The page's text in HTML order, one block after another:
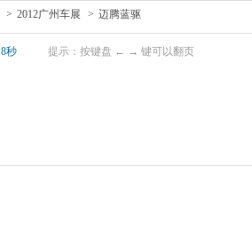
> 2012广州车展 > 迈腾蓝驱
8秒 提示：按键盘 ← → 键可以翻页